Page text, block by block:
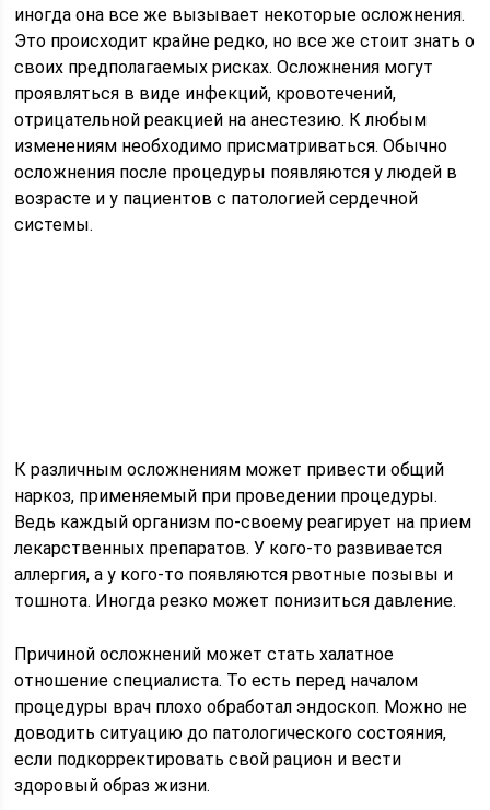
иногда она все же вызывает некоторые осложнения.
Это происходит крайне редко, но все же стоит знать о
своих предполагаемых рисках. Осложнения могут
проявляться в виде инфекций, кровотечений,
отрицательной реакцией на анестезию. К любым
изменениям необходимо присматриваться. Обычно
осложнения после процедуры появляются у людей в
возрасте и у пациентов с патологией сердечной
системы.
К различным осложнениям может привести общий
наркоз, применяемый при проведении процедуры.
Ведь каждый организм по-своему реагирует на прием
лекарственных препаратов. У кого-то развивается
аллергия, а у кого-то появляются рвотные позывы и
тошнота. Иногда резко может понизиться давление.
Причиной осложнений может стать халатное
отношение специалиста. То есть перед началом
процедуры врач плохо обработал эндоскоп. Можно не
доводить ситуацию до патологического состояния,
если подкорректировать свой рацион и вести
здоровый образ жизни.